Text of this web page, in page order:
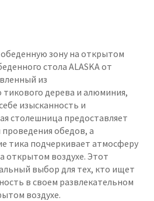
зону на открытом
стола ALASKA от
из
тикового дерева и алюминия,
изысканность и
столешница предоставляет
обедов, а
тика подчеркивает атмосферу
открытом воздухе. Этот
выбор для тех, кто ищет
в своем развлекательном
воздухе.